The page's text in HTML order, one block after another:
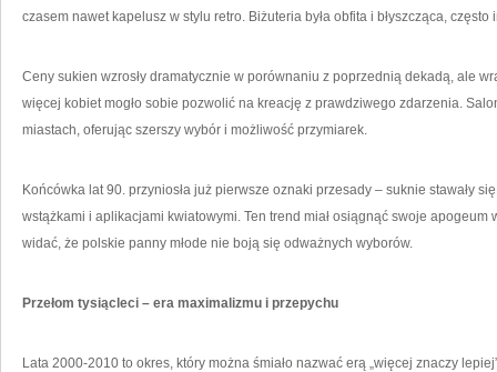
czasem nawet kapelusz w stylu retro. Biżuteria była obfita i błyszcząca, często
Ceny sukien wzrosły dramatycznie w porównaniu z poprzednią dekadą, ale
więcej kobiet mogło sobie pozwolić na kreację z prawdziwego zdarzenia.
miastach, oferując szerszy wybór i możliwość przymiarek.
Końcówka lat 90. przyniosła już pierwsze oznaki przesady – suknie stawały
wstążkami i aplikacjami kwiatowymi. Ten trend miał osiągnąć swoje apogeum
widać, że polskie panny młode nie boją się odważnych wyborów.
Przełom tysiącleci – era maximalizmu i przepychu
Lata 2000-2010 to okres, który można śmiało nazwać erą „więcej znaczy